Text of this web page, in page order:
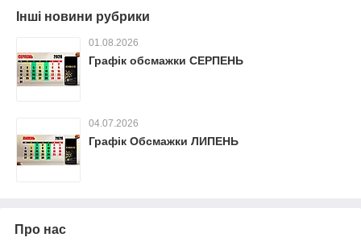
Інші новини рубрики
01.08.2026
Графік обсмажки СЕРПЕНЬ
04.07.2026
Графік Обсмажки ЛИПЕНЬ
Про нас